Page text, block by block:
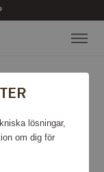
i trä
lösningar,
om dig för